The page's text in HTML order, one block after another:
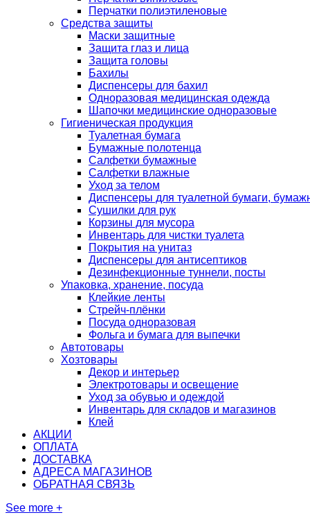
Перчатки полиэтиленовые
Средства защиты
Маски защитные
Защита глаз и лица
Защита головы
Бахилы
Диспенсеры для бахил
Одноразовая медицинская одежда
Шапочки медицинские одноразовые
Гигиеническая продукция
Туалетная бумага
Бумажные полотенца
Салфетки бумажные
Салфетки влажные
Уход за телом
Диспенсеры для туалетной бумаги,
Сушилки для рук
Корзины для мусора
Инвентарь для чистки туалета
Покрытия на унитаз
Диспенсеры для антисептиков
Дезинфекционные туннели, посты
Упаковка, хранение, посуда
Клейкие ленты
Стрейч-плёнки
Посуда одноразовая
Фольга и бумага для выпечки
Автотовары
Хозтовары
Декор и интерьер
Электротовары и освещение
Уход за обувью и одеждой
Инвентарь для складов и магазинов
Клей
АКЦИИ
ОПЛАТА
ДОСТАВКА
АДРЕСА МАГАЗИНОВ
ОБРАТНАЯ СВЯЗЬ
See more +